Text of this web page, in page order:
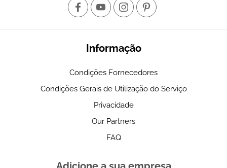
Informação
Condições Fornecedores
Condições Gerais de Utilização do Serviço
Privacidade
Our Partners
FAQ